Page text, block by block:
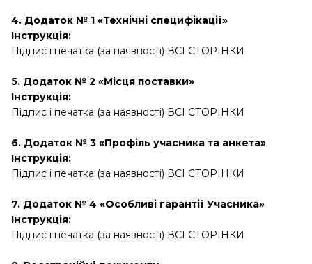
4. Додаток № 1 «Технічні специфікації»
Інструкція:
Підпис і печатка (за наявності) ВСІ СТОРІНКИ
5. Додаток № 2 «Місця поставки»
Інструкція:
Підпис і печатка (за наявності) ВСІ СТОРІНКИ
6. Додаток № 3 «Профіль учасника та анкета»
Інструкція:
Підпис і печатка (за наявності) ВСІ СТОРІНКИ
7. Додаток № 4 «Особливі гарантії Учасника»
Інструкція:
Підпис і печатка (за наявності) ВСІ СТОРІНКИ